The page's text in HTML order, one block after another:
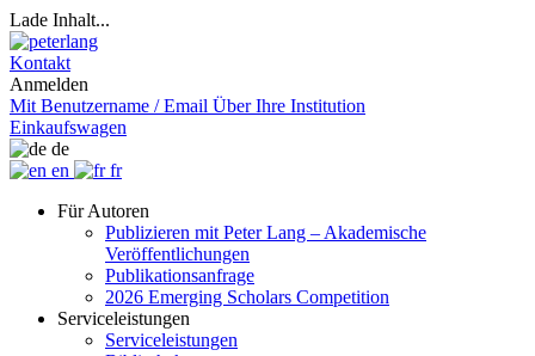
Lade Inhalt...
Kontakt
Anmelden
Mit Benutzername / Email Über Ihre Institution
Einkaufswagen
de
en
fr
Für Autoren
Publizieren mit Peter Lang – Akademische
Veröffentlichungen
Publikationsanfrage
2026 Emerging Scholars Competition
Serviceleistungen
Serviceleistungen